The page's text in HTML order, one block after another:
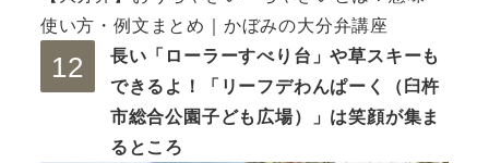
使い方・例文まとめ｜かぼみの大分弁講座
長い「ローラーすべり台」や草スキーも
できるよ！「リーフデわんぱーく（臼杵
市総合公園子ども広場）」は笑顔が集ま
るところ